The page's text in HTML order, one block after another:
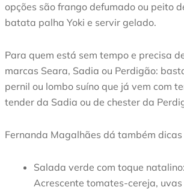
opções são frango defumado ou peito
batata palha Yoki e servir gelado.
Para quem está sem tempo e precisa
marcas Seara, Sadia ou Perdigão:
pernil ou lombo suíno que já vem com
tender da Sadia ou de chester da
Fernanda Magalhães dá também
Salada verde com toque
Acrescente tomates-cereja,